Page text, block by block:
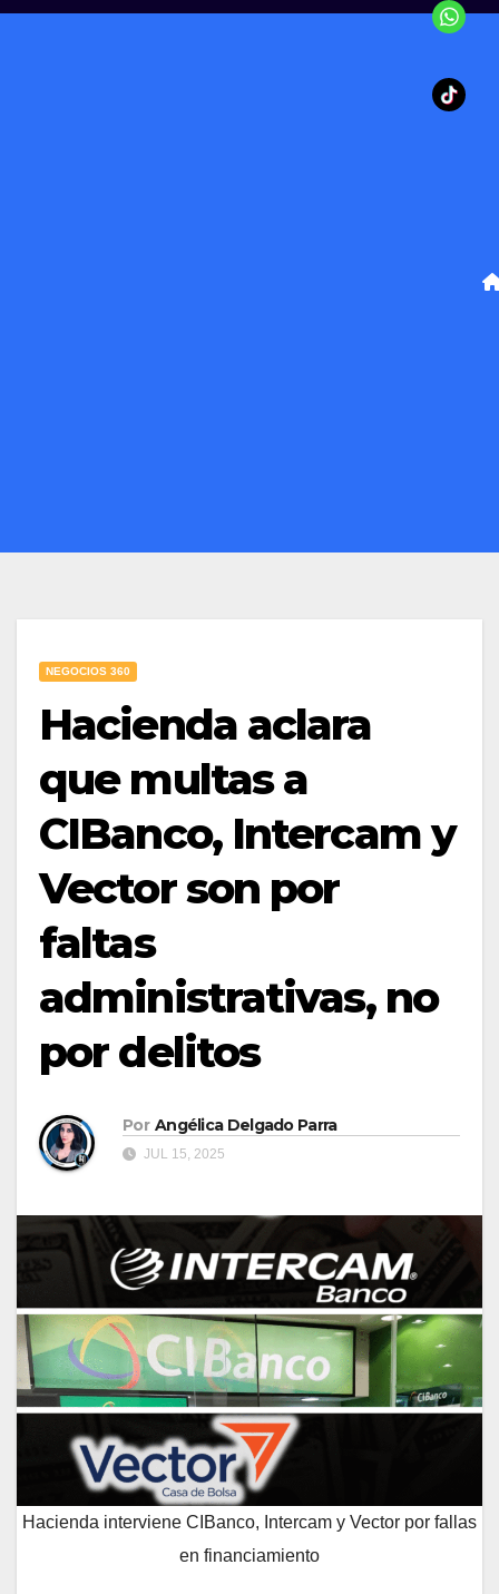
NEGOCIOS 360
Hacienda aclara
que multas a
CIBanco, Intercam y
Vector son por
faltas
administrativas, no
por delitos
Por Angélica Delgado Parra
JUL 15, 2025
Hacienda interviene CIBanco, Intercam y Vector por fallas
en financiamiento